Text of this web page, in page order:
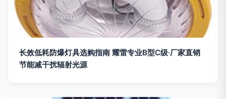
长效低耗防爆灯具选购指南 耀雷专业B型C级·厂家直销
节能减干扰辐射光源